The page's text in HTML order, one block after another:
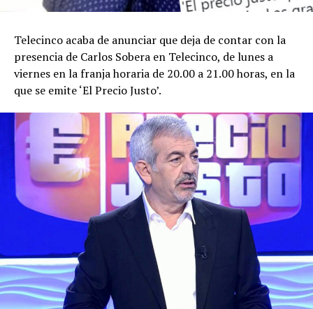
Telecinco acaba de anunciar que deja de contar con la
presencia de Carlos Sobera en Telecinco, de lunes a
viernes en la franja horaria de 20.00 a 21.00 horas, en la
que se emite ‘El Precio Justo’.